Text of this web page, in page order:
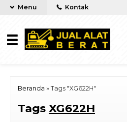
Menu Kontak
Beranda » Tags "XG622H"
Tags XG622H